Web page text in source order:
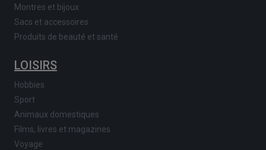
Montres et bijoux
Sacs et accessoires
Produits de beauté et santé
LOISIRS
Hobbies
Sport
Animaux domestiques
Films, livres et magazines
Voyage